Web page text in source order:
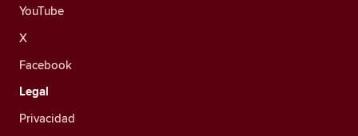
YouTube
X
Facebook
Legal
Privacidad